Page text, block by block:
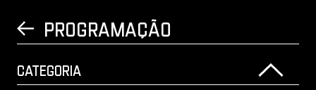
Programação
Voltar para a página anterior
Categoria